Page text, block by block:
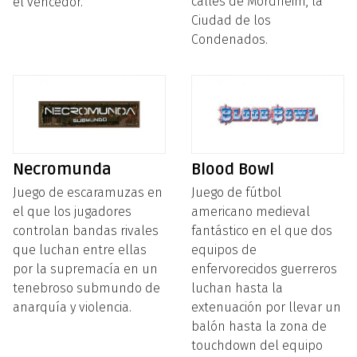
Ciudad de los
Condenados.
Necromunda
Juego de escaramuzas en
el que los jugadores
controlan bandas rivales
que luchan entre ellas
por la supremacía en un
tenebroso submundo de
anarquía y violencia.
Blood Bowl
Juego de fútbol
americano medieval
fantástico en el que dos
equipos de
enfervorecidos guerreros
luchan hasta la
extenuación por llevar un
balón hasta la zona de
touchdown del equipo